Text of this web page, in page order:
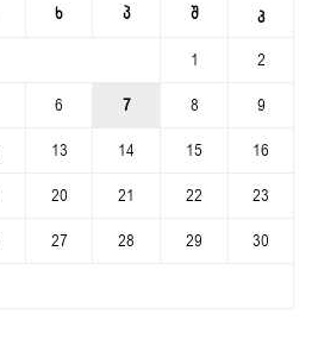
ხ პ შ კ
1
2
6 7 8
9
13 14 15
16
20 21 22
23
27 28 29
30